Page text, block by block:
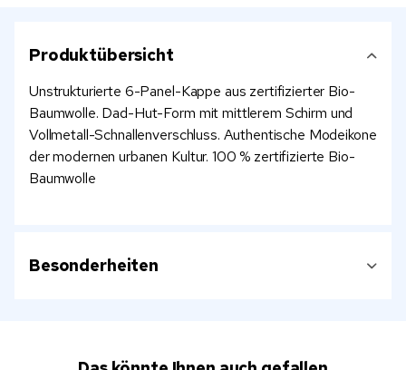
Produktübersicht
Unstrukturierte 6-Panel-Kappe aus zertifizierter Bio-
Baumwolle. Dad-Hut-Form mit mittlerem Schirm und
Vollmetall-Schnallenverschluss. Authentische Modeikone
der modernen urbanen Kultur. 100 % zertifizierte Bio-
Baumwolle
Besonderheiten